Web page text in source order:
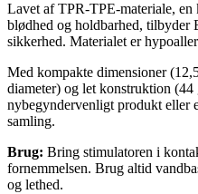
Lavet af TPR-TPE-materiale,
blødhed og holdbarhed,
sikkerhed. Materialet er
Med kompakte dimensioner
diameter) og let konstruktion (44
nybegyndervenligt produkt eller
samling.
Brug: Bring stimulatoren i
fornemmelsen. Brug altid
og lethed.